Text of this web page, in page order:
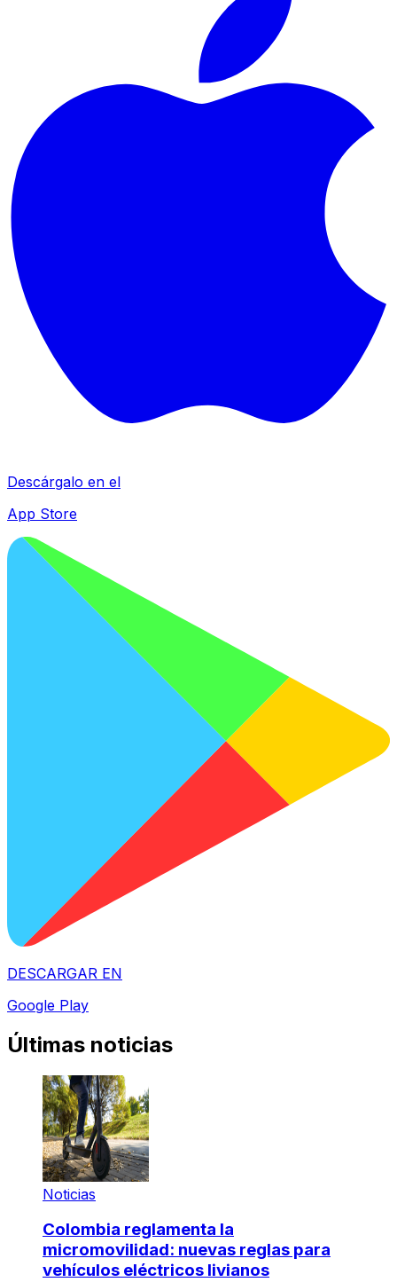
Descárgalo en el
App Store
DESCARGAR EN
Google Play
Últimas noticias
Noticias
Colombia reglamenta la
micromovilidad: nuevas reglas para
vehículos eléctricos livianos